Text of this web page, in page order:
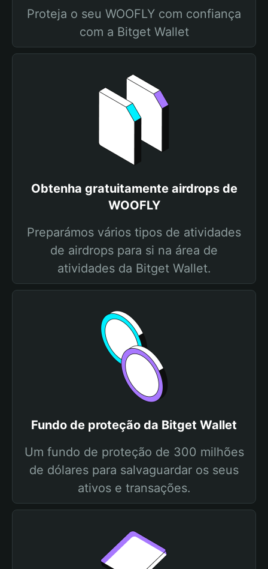
Proteja o seu WOOFLY com confiança
com a Bitget Wallet
Obtenha gratuitamente airdrops de
WOOFLY
Preparámos vários tipos de atividades
de airdrops para si na área de
atividades da Bitget Wallet.
Fundo de proteção da Bitget Wallet
Um fundo de proteção de 300 milhões
de dólares para salvaguardar os seus
ativos e transações.